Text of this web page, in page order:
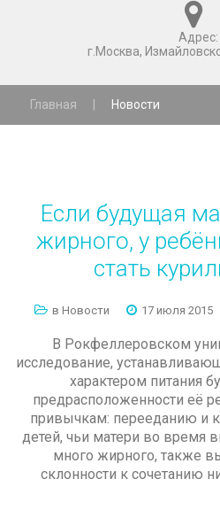
Адрес:
г.Москва,
Главная Новости
Если будущая
жирного, у
стать
в Новости 17 июля 2015
В Рокфеллеровском
исследование,
характером питания
предрасположенности её
привычкам: перееданию и
детей, чьи матери во время
много жирного, также
склонности к сочетанию